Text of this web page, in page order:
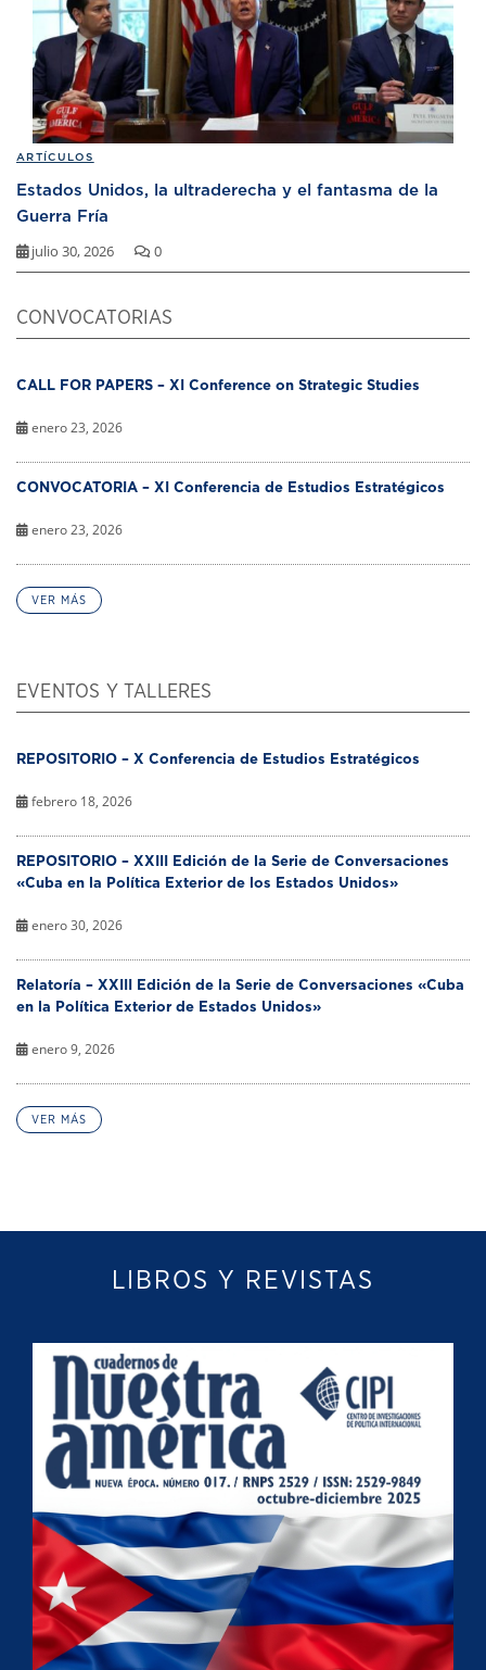
ARTÍCULOS
Estados Unidos, la ultraderecha y el fantasma de la
Guerra Fría
julio 30, 2026 0
CONVOCATORIAS
CALL FOR PAPERS – XI Conference on Strategic Studies
enero 23, 2026
CONVOCATORIA – XI Conferencia de Estudios Estratégicos
enero 23, 2026
VER MÁS
EVENTOS Y TALLERES
REPOSITORIO – X Conferencia de Estudios Estratégicos
febrero 18, 2026
REPOSITORIO – XXIII Edición de la Serie de Conversaciones
«Cuba en la Política Exterior de los Estados Unidos»
enero 30, 2026
Relatoría – XXIII Edición de la Serie de Conversaciones «Cuba
en la Política Exterior de Estados Unidos»
enero 9, 2026
VER MÁS
LIBROS Y REVISTAS